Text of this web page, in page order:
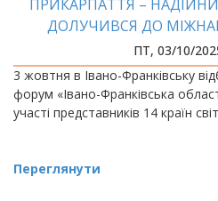
ПРИКАРПАТТЯ –
ДОЛУЧИВСЯ ДО
ПТ, 03/10/
3 жовтня в Івано-Франківську
форум «Івано-Франківська
участі представників 14 країн
Переглянути